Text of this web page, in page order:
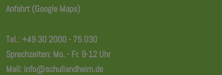
Anfahrt (Google Maps)
Tel.:+49 30 2000 - 75 030
Sprechzeiten: Mo. - Fr. 9-12 Uhr
Mail: info@schullandheim.de